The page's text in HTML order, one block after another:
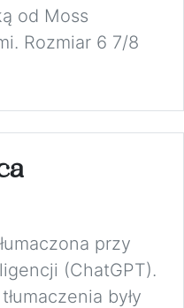
od Moss
Rozmiar 6 7/8
przy
(ChatGPT).
były